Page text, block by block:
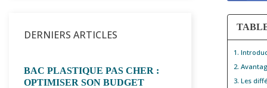
DERNIERS ARTICLES
BAC PLASTIQUE PAS CHER :
OPTIMISER SON BUDGET
CAGETTE
EMPILABLE :
1.
2.
3. Les